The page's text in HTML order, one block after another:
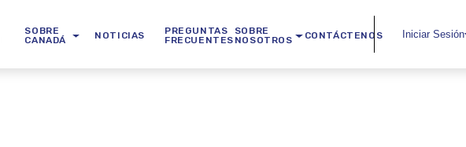
SOBRE
CANADÁ
NOTICIAS
PREGUNTAS
FRECUENTES
SOBRE
NOSOTROS
CONTÁCTENOS Iniciar Sesión